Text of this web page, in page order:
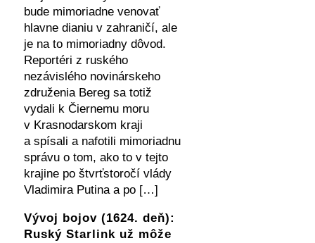
bude mimoriadne venovať
hlavne dianiu v zahraničí, ale
je na to mimoriadny dôvod.
Reportéri z ruského
nezávislého novinárskeho
združenia Bereg sa totiž
vydali k Čiernemu moru
v Krasnodarskom kraji
a spísali a nafotili mimoriadnu
správu o tom, ako to v tejto
krajine po štvrťstoročí vlády
Vladimira Putina a po […]
Vývoj bojov (1624. deň):
Ruský Starlink už môže